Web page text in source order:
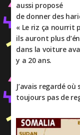
aussi proposé
de donner des
« Le riz ça nourrit
ils auront plus
dans la voiture
y a 20 ans.
J’avais regardé
toujours pas de